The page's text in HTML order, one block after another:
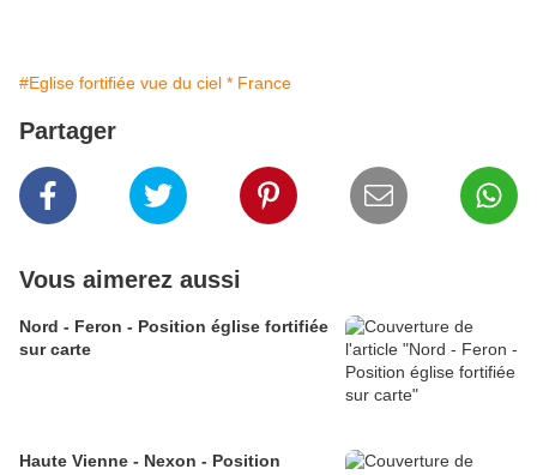
#Eglise fortifiée vue du ciel * France
Partager
Vous aimerez aussi
Nord - Feron - Position église fortifiée
sur carte
Haute Vienne - Nexon - Position